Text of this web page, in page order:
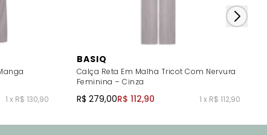
1 x R$ 130,90
BASIQ
Calça Reta Em Malha Tricot Com Nervura
Feminina – Cinza
R$ 279,00R$ 112,90 1 x R$ 112,90